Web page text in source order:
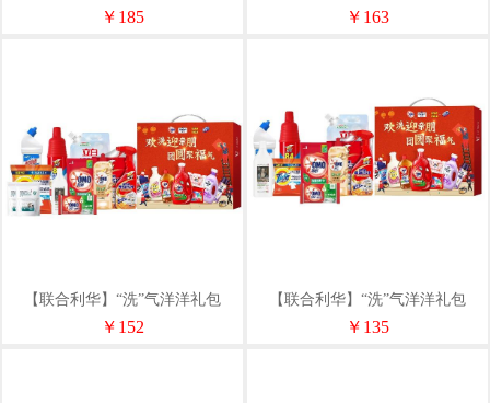
D1（净含量5308g）
￥185
C1（净含量4536g）
￥163
【联合利华】“洗”气洋洋礼包
B1（净含量4980g）
￥152
【联合利华】“洗”气洋洋礼包
A1（净含量4538g）
￥135